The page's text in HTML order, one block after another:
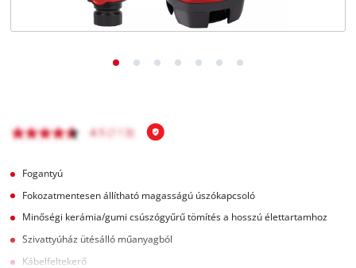
Fogantyú
Fokozatmentesen állítható magasságú úszókapcsoló
Minőségi kerámia/gumi csúszógyűrű tömítés a hosszú élettartamhoz
Szivattyúház ütésálló műanyagból
Kábelfeltekerő